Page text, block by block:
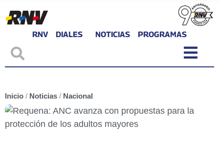
RNV DIALES NOTICIAS PROGRAMAS
Inicio / Noticias / Nacional